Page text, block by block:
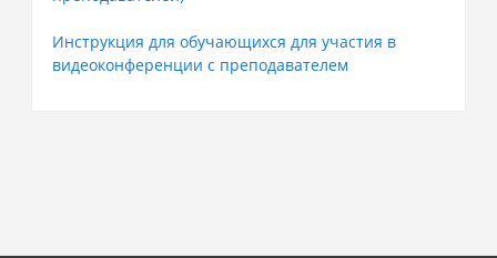
Инструкция для обучающихся для участия в
видеоконференции с преподавателем